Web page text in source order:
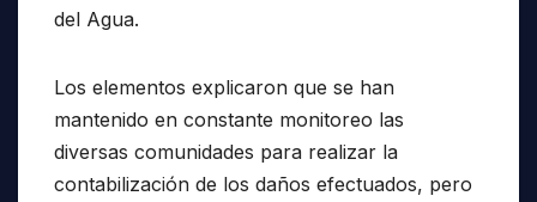
del Agua.
Los elementos explicaron que se han
mantenido en constante monitoreo las
diversas comunidades para realizar la
contabilización de los daños efectuados, pero